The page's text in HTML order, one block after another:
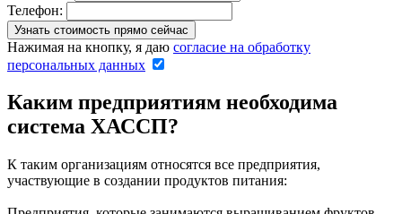
Телефон:
Нажимая на кнопку, я даю согласие на обработку
персональных данных
Каким предприятиям необходима
система ХАССП?
К таким организациям относятся все предприятия,
участвующие в создании продуктов питания: